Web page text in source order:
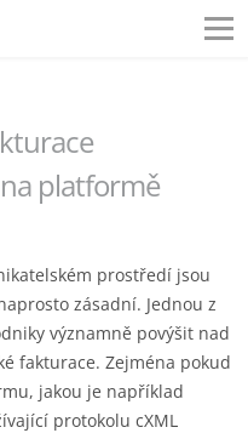
platformě
prostředí jsou
zásadní. Jednou z
významně povýšit nad
fakturace. Zejména pokud
jakou je například
protokolu cXML